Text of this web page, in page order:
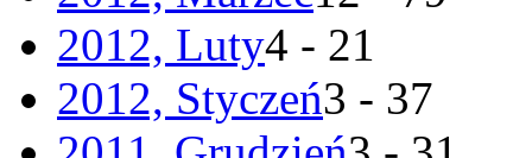
2012, Luty4 - 21
2012, Styczeń3 - 37